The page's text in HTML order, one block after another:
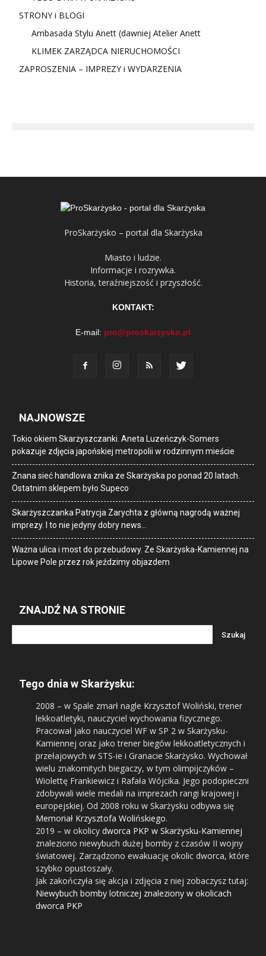
STRONY i BLOGI
Ambasada Stylu Anett (dawniej Atelier Anett
KLIMEK ZARZĄDCA NIERUCHOMOŚCI
ZAPROSZENIA – IMPREZY i WYDARZENIA
ProSkarżysko – portal dla Skarżyska
Miasto i ludzie.
Informacje i rozrywka.
Historia, teraźniejszość i przyszłość.
KONTAKT:
E-mail: pro@proskarzysko.pl
NAJNOWSZE
Tokio okiem Skarżyszczanki. Aneta Luzeńczyk-Somers
pokazuje zdjęcia japońskiej metropolii w rodzinnym mieście
Znana sieć handlowa znika ze Skarżyska po ponad 20 latach.
Ostatnim sklepem było Supeco
Skarżyszczanka Patrycja Zarychta z główną nagrodą ważnej
imprezy. I to nie jedyny dobry news…
Ważna ulica i most do przebudowy. Ze Skarżyska-Kamiennej na
Lipowe Pole przez rok jeździmy objazdem
ZNAJDŹ NA STRONIE
Tego dnia w Skarżysku:
2008 – w Spale zmarł nagle Krzysztof Woliński, trener
lekkoatletyki, nauczyciel wychowania fizycznego.
Pracował jako nauczyciel WF w SP 2 w Skarżysku-
Kamiennej oraz jako trener biegów lekkoatletycznych i
przełajowych w STS-ie i Granacie Skarżysko. Wychował
wielu znakomitych biegaczy, w tym olimpijczyków –
Wiolettę Frankiewicz i Rafała Wójcika. Jego podopieczni
zdobywali wiele medali na imprezach rangi krajowej i
europejskiej. Od 2008 roku w Skarżysku odbywa się
Memoriał Krzysztofa Wolińskiego.
2019 – w okolicy dworca PKP w Skarżysku-Kamiennej
znaleziono niewybuch dużej bomby z czasów II wojny
światowej. Zarządzono ewakuację okolic dworca, które
szybko opustoszały.
Jak zakończyła się akcja i zdjęcia z niej zobaczysz tutaj:
Niewybuch bomby lotniczej znaleziony w okolicach
dworca PKP